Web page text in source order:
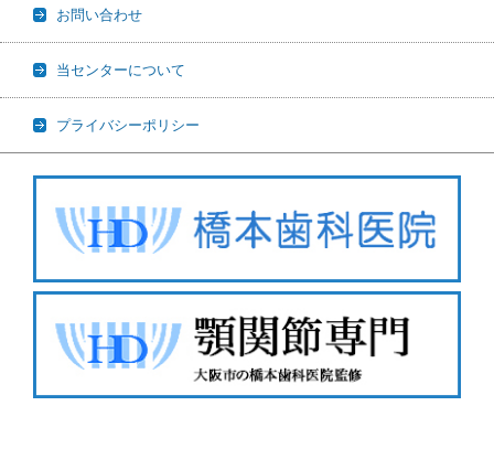
お問い合わせ
当センターについて
プライバシーポリシー